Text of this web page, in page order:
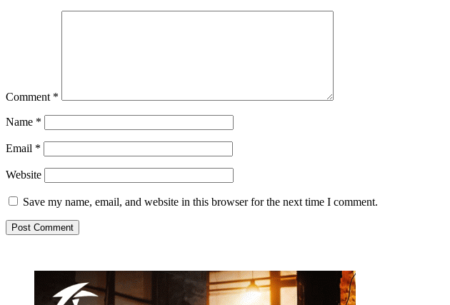
Comment *
Name *
Email *
Website
Save my name, email, and website in this browser for the next time I comment.